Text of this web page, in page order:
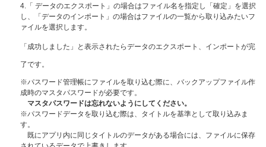
4.「 データのエクスポート」の場合はファイル名を指定し「確定」を選択
し、「データのインポート」の場合はファイルの一覧から取り込みたいフ
ァイルを選択します。
「成功しました」と表示されたらデータのエクスポート、インポートが完
了です。
※パスワード管理帳にファイルを取り込む際に、バックアップファイル作
成時のマスタパスワードが必要です。
マスタパスワードは忘れないようにしてください。
※パスワードデータを取り込む際は、タイトルを基準として取り込みま
す。
既にアプリ内に同じタイトルのデータがある場合には、ファイルに保存